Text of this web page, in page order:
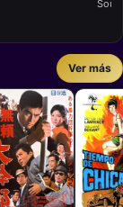
Ver más
Película